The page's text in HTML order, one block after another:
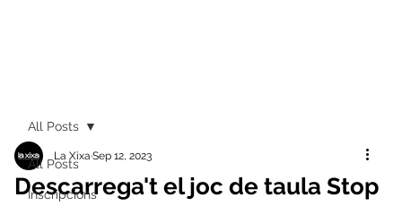
All Posts
Inscripcions
All Posts
Descarrega't el joc de taula Stop
La XixaSep 12, 2023